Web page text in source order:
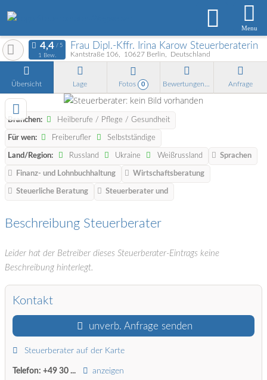
Menu
Frau Dipl.-Kffr. Irina Karow Steuerberaterin
Kantstraße 106 10627 Berlin Deutschland
1 Bew.
Übersicht Lage Fotos 0 Anfrage
Branchen: Heilberufe / Pflege / Gesundheit
Für wen: Freiberufler Selbstständige
Land/Region: Russland Ukraine Weißrussland Sprachen
Finanz- und Lohnbuchhaltung Wirtschaftsberatung
Steuerliche Beratung Steuerberater und
Beschreibung Steuerberater
Leider hat der Betreiber dieses Steuerberater-Eintrags keine
Beschreibung hinterlegt.
Kontakt
unverb. Anfrage senden
Steuerberater auf der Karte
Telefon: +49 30 ... anzeigen